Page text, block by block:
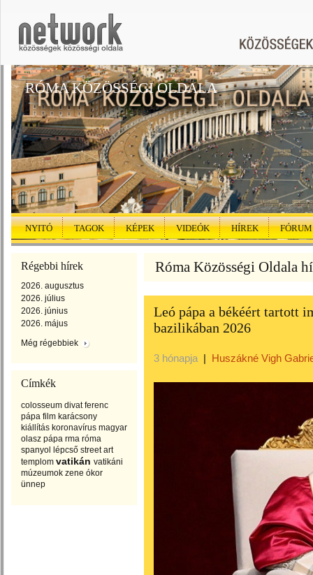
RÓMA KÖZÖSSÉGI OLDALA
NYITÓ TAGOK KÉPEK VIDEÓK HÍREK FÓRUM
Régebbi hírek
2026. augusztus
2026. július
2026. június
2026. május
Még régebbiek
Címkék
colosseum divat ferenc
pápa film karácsony
kiállítás koronavírus magyar
olasz pápa rma róma
spanyol lépcső street art
templom vatikán vatikáni
múzeumok zene ókor
ünnep
Róma Közösségi Oldala
Leó pápa a békéért tartott
bazilikában 2026
3 hónapja | Huszákné Vigh